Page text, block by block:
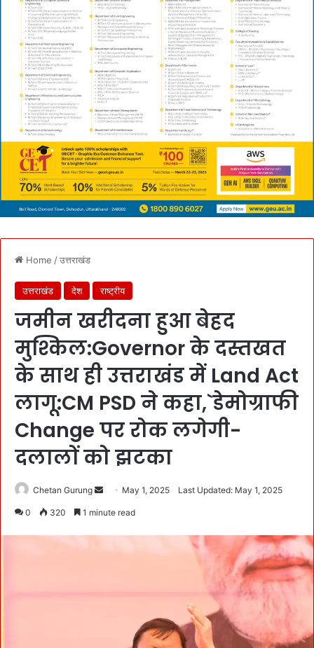
Home /उत्तराखंड
उत्तराखंड देश राष्ट्रीय
जमीन खरीदना हुआ बेहद
मुश्किल:Governor के दस्तखत
के साथ ही उत्तराखंड में Land Act
लागू:CM PSD ने कहा,`डेमोग्राफी
Change पर रोक लगेगी-
दलालों को झटका
Chetan Gurung May 1, 2025 Last Updated: May 1, 2025
0 320 1 minute read